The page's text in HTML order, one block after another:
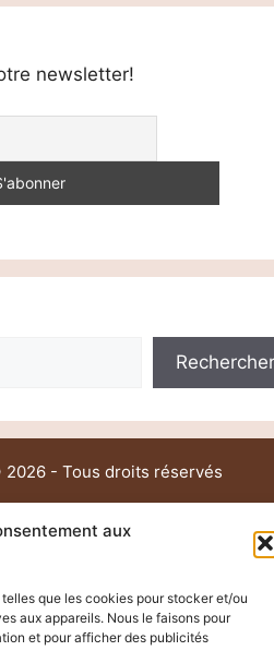
aux
que les cookies pour stocker et/ou
aux appareils. Nous le faisons pour
et pour afficher des publicités
newsletter!
Rechercher
- Tous droits réservés